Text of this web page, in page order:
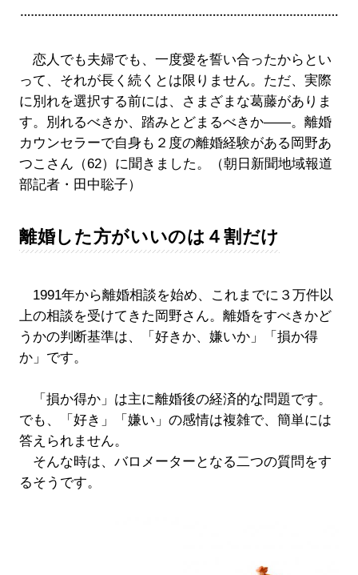
恋人でも夫婦でも、一度愛を誓い合ったからとい
って、それが長く続くとは限りません。ただ、実際
に別れを選択する前には、さまざまな葛藤がありま
す。別れるべきか、踏みとどまるべきか――。離婚
カウンセラーで自身も２度の離婚経験がある岡野あ
つこさん（62）に聞きました。（朝日新聞地域報道
部記者・田中聡子）
離婚した方がいいのは４割だけ
1991年から離婚相談を始め、これまでに３万件以
上の相談を受けてきた岡野さん。離婚をすべきかど
うかの判断基準は、「好きか、嫌いか」「損か得
か」です。
「損か得か」は主に離婚後の経済的な問題です。
でも、「好き」「嫌い」の感情は複雑で、簡単には
答えられません。
そんな時は、バロメーターとなる二つの質問をす
るそうです。